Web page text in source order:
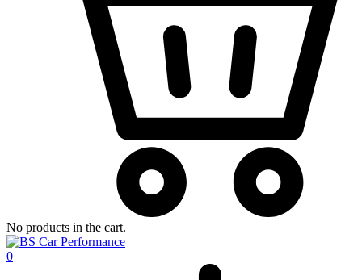
No products in the cart.
0